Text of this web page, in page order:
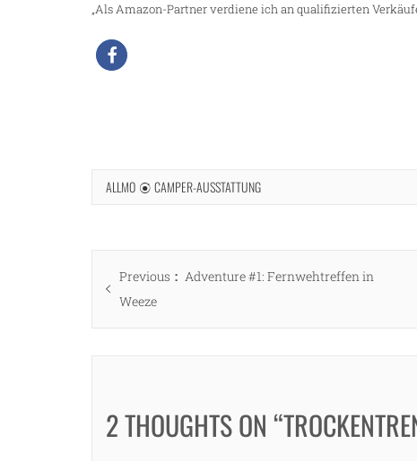
„Als Amazon-Partner verdiene ich an qualifizierten
ALLMO CAMPER-AUSSTATTUNG
Beitragsnavigation
Previous
Previous
Adventure #1: Fernwehtreffen in
Weeze
2 THOUGHTS ON